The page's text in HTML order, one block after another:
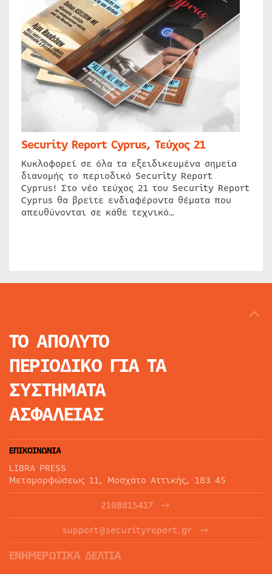
Security Report Cyprus, Τεύχος 21
Κυκλοφορεί σε όλα τα εξειδικευμένα σημεία
διανομής το περιοδικό Security Report
Cyprus! Στο νέο τεύχος 21 του Security Report
Cyprus θα βρείτε ενδιαφέροντα θέματα που
απευθύνονται σε κάθε τεχνικό…
ΤΟ ΑΠΟΛΥΤΟ
ΠΕΡΙΟΔΙΚΟ ΓΙΑ ΤΑ
ΣΥΣΤΗΜΑΤΑ
ΑΣΦΑΛΕΙΑΣ
ΕΠΙΚΟΙΝΩΝΙΑ
LIBRA PRESS
Μεταμορφώσεως 11, Μοσχάτο Αττικής, 183 45
2108815417
support@securityreport.gr
ΕΝΗΜΕΡΩΤΙΚΑ ΔΕΛΤΙΑ